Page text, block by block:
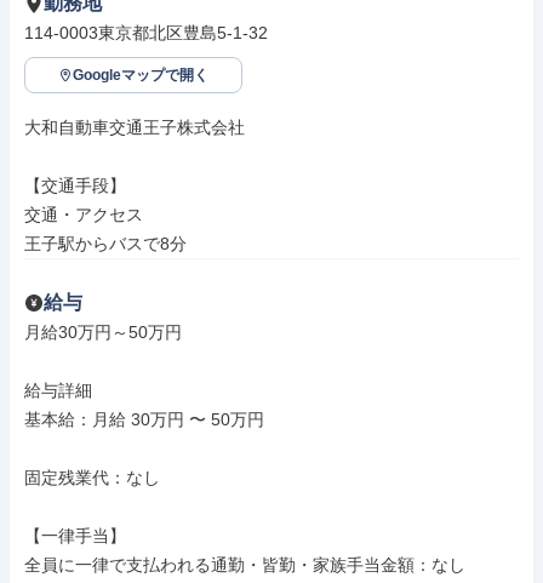
114-0003東京都北区豊島5-1-32
Googleマップで開く
大和自動車交通王子株式会社
【交通手段】
交通・アクセス
王子駅からバスで8分
給与
月給30万円～50万円
給与詳細
基本給：月給 30万円 〜 50万円
固定残業代：なし
【一律手当】
全員に一律で支払われる通勤・皆勤・家族手当金額：なし